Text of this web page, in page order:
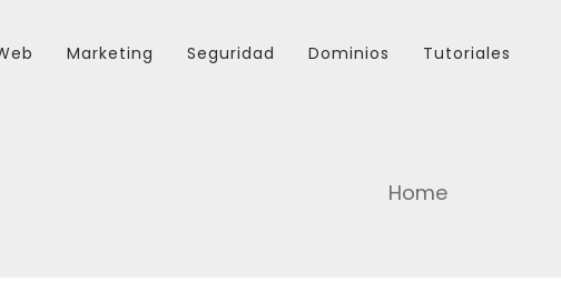
Marketing Seguridad Dominios Tutoriales
Home